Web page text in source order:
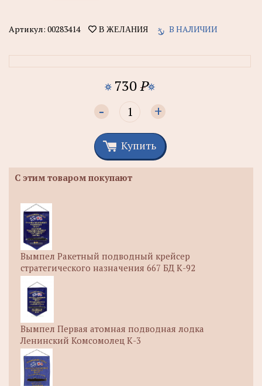
Артикул: 00283414 В ЖЕЛАНИЯ В НАЛИЧИИ
730P
- +
Купить
С этим товаром покупают
Вымпел Ракетный подводный крейсер
стратегического назначения 667 БД К-92
Вымпел Первая атомная подводная лодка
Ленинский Комсомолец К-3